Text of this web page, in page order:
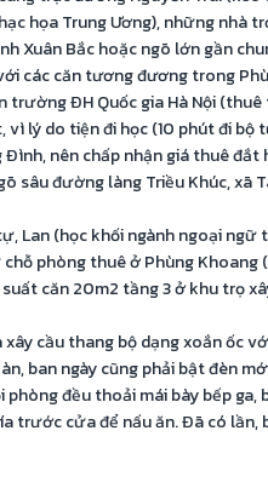
họa Trung Ương), những nhà
Xuân Bắc hoặc ngõ lớn gần
các căn tương đương trong
trường ĐH Quốc gia Hà Nội
vì lý do tiện đi học (10 phút đi
Đình, nên chấp nhận giá thuê
sâu đường làng Triều Khúc, xã
Lan (học khối ngành ngoại ngữ
chỗ phòng thuê ở Phùng
căn 20m2 tầng 3 ở khu trọ
xây cầu thang bộ dạng xoắn ốc
ban ngày cũng phải bật đèn
phòng đều thoải mái bày bếp
trước cửa để nấu ăn. Đã có